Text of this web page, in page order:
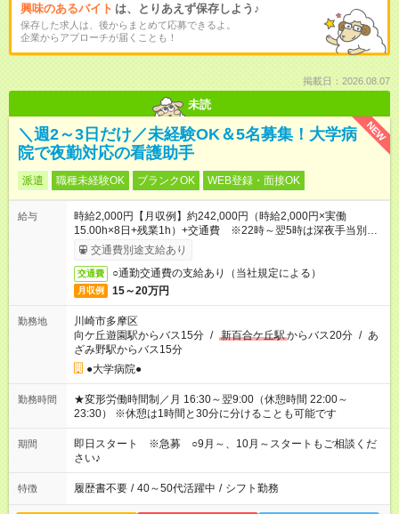
興味のあるバイト は、とりあえず保存しよう♪
保存した求人は、後からまとめて応募できるよ。
企業からアプローチが届くことも！
掲載日：2026.08.07
未読
NEW
＼週2～3日だけ／未経験OK＆5名募集！大学病
院で夜勤対応の看護助手
派遣 職種未経験OK ブランクOK WEB登録・面接OK
給与
時給2,000円【月収例】約242,000円（時給2,000円×実働
15.00h×8日+残業1h）+交通費 ※22時～翌5時は深夜手当別途
あり交通費別途支給あり
交通費 ○通勤交通費の支給あり（当社規定による）
月収例 15～20万円
勤務地
川崎市多摩区
向ケ丘遊園駅からバス15分 / 新百合ケ丘駅からバス20分 / あ
ざみ野駅からバス15分
●大学病院●
勤務時間
★変形労働時間制／月 16:30～翌9:00（休憩時間 22:00～
23:30） ※休憩は1時間と30分に分けることも可能です
期間
即日スタート ※急募 ○9月～、10月～スタートもご相談くだ
さい♪
特徴 履歴書不要 / 40～50代活躍中 / シフト勤務